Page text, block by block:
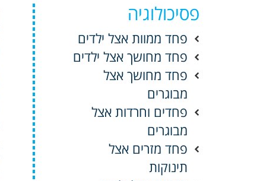
פסיכולוגיה
פחד ממוות אצל ילדים
פחד מחושך אצל ילדים
פחד מחושך אצל
מבוגרים
פחדים וחרדות אצל
מבוגרים
פחד מזרים אצל
תינוקות